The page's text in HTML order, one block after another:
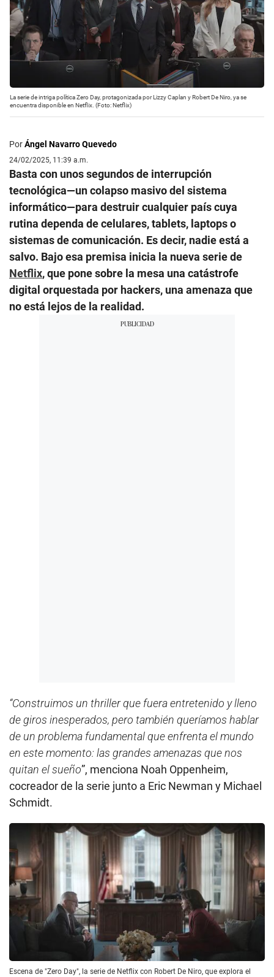
La serie de intriga política Zero Day, protagonizada por Lizzy Caplan y Robert De Niro, ya se
encuentra disponible en Netflix. (Foto: Netflix)
PorÁngel Navarro Quevedo
24/02/2025, 11:39 a.m.
Basta con unos segundos de interrupción
tecnológica—un colapso masivo del sistema
informático—para destruir cualquier país cuya
rutina dependa de celulares, tablets, laptops o
sistemas de comunicación. Es decir, nadie está a
salvo. Bajo esa premisa inicia la nueva serie de
Netflix, que pone sobre la mesa una catástrofe
digital orquestada por hackers, una amenaza que
no está lejos de la realidad.
“Construimos un thriller que fuera entretenido y lleno
de giros inesperados, pero también queríamos hablar
de un problema fundamental que enfrenta el mundo
en este momento: las grandes amenazas que nos
quitan el sueño”, menciona Noah Oppenheim,
cocreador de la serie junto a Eric Newman y Michael
Schmidt.
Escena de "Zero Day", la serie de Netflix con Robert De Niro, que explora el